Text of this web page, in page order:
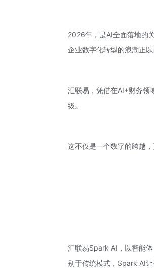
2026年，是AI全面落地的
企业数字化转型的浪潮正
汇联易 ，凭借在AI+财务领
级。
这不仅是一个数字的跨越
汇联易Spark AI，以智能
别于传统模式，Spark AI